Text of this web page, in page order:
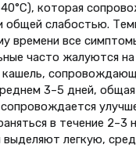
которая
слабостью.
времени все
часто жалуются
кашель,
3–5 дней,
в течение 2–3
легкую,